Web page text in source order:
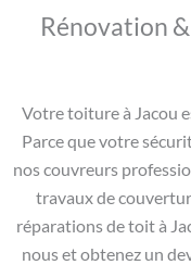
Rénovation
Votre toiture à Jacou
Parce que votre
nos couvreurs
travaux de
réparations de toit à
nous et obtenez un